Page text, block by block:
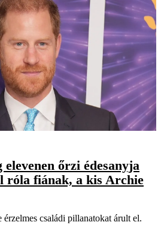
őrzi édesanyja
róla fiának, a kis Archie
családi pillanatokat árult el.